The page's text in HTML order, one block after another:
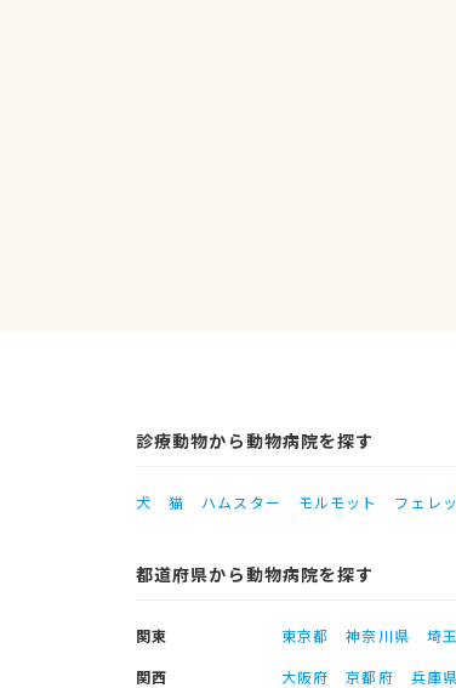
診療動物から動物病院を探す
犬 猫 ハムスター モルモット フェレ
都道府県から動物病院を探す
関東 東京都 神奈川県 埼
関西
大阪府 京都府 兵庫県